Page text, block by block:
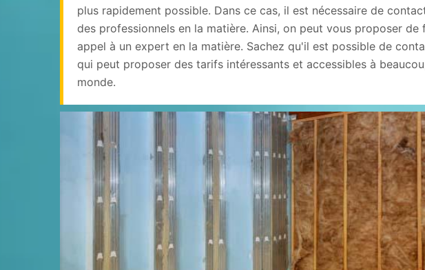
plus rapidement possible. Dans ce cas, il est nécessaire de
des professionnels en la matière. Ainsi, on peut vous proposer de
appel à un expert en la matière. Sachez qu'il est possible de
qui peut proposer des tarifs intéressants et accessibles à
monde.